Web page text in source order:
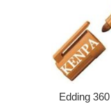
Edding